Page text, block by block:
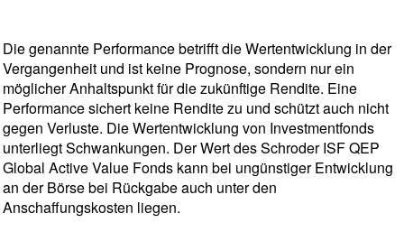
Die genannte Performance betrifft die Wertentwicklung in der
Vergangenheit und ist keine Prognose, sondern nur ein
möglicher Anhaltspunkt für die zukünftige Rendite. Eine
Performance sichert keine Rendite zu und schützt auch nicht
gegen Verluste. Die Wertentwicklung von Investmentfonds
unterliegt Schwankungen. Der Wert des Schroder ISF QEP
Global Active Value Fonds kann bei ungünstiger Entwicklung
an der Börse bei Rückgabe auch unter den
Anschaffungskosten liegen.